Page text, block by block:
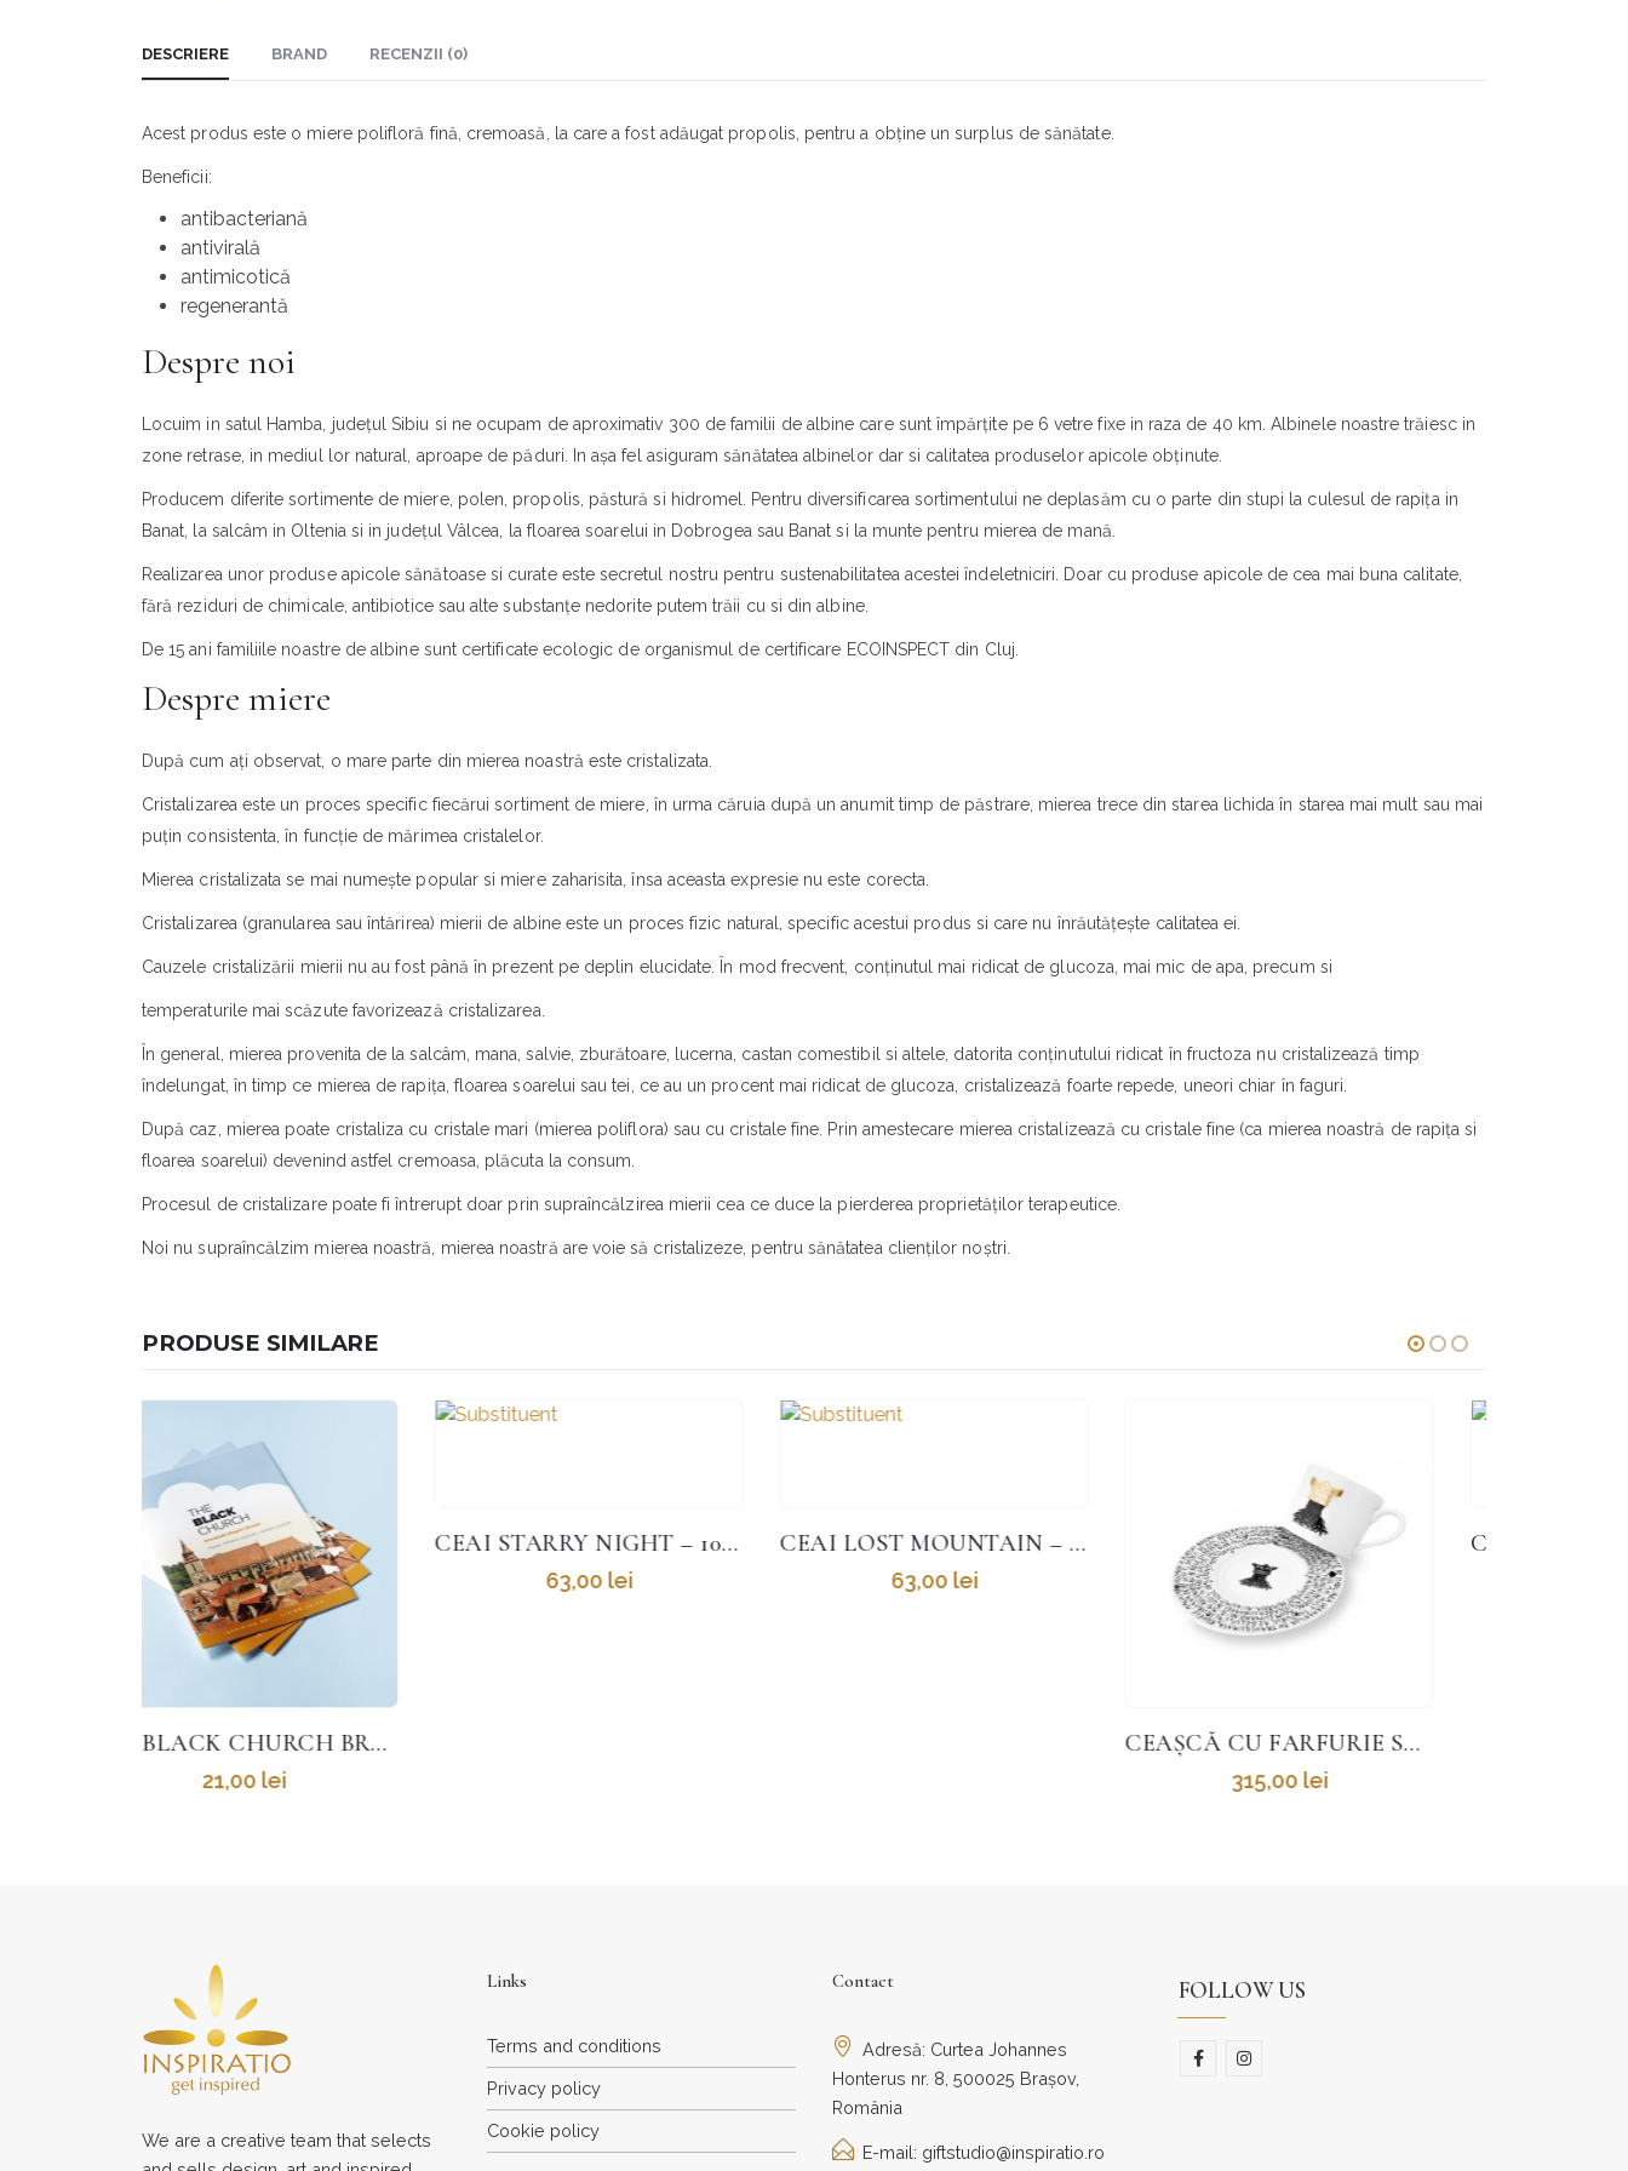
DESCRIERE BRAND RECENZII (0)
Acest produs este o miere polifloră fină, cremoasă, la care a fost adăugat propolis, pentru a obține un surplus de sănătate.
Beneficii:
antibacteriană
antivirală
antimicotică
regenerantă
Despre noi
Locuim in satul Hamba, județul Sibiu si ne ocupam de aproximativ 300 de familii de albine care sunt împărțite pe 6 vetre fixe in raza de 40 km. Albinele noastre trăiesc in
zone retrase, in mediul lor natural, aproape de păduri. In așa fel asiguram sănătatea albinelor dar si calitatea produselor apicole obținute.
Producem diferite sortimente de miere, polen, propolis, păstură si hidromel. Pentru diversificarea sortimentului ne deplasăm cu o parte din stupi la culesul de rapița in
Banat, la salcâm in Oltenia si in județul Vâlcea, la floarea soarelui in Dobrogea sau Banat si la munte pentru mierea de mană.
Realizarea unor produse apicole sănătoase si curate este secretul nostru pentru sustenabilitatea acestei îndeletniciri. Doar cu produse apicole de cea mai buna calitate,
fără reziduri de chimicale, antibiotice sau alte substanțe nedorite putem trăii cu si din albine.
De 15 ani familiile noastre de albine sunt certificate ecologic de organismul de certificare ECOINSPECT din Cluj.
Despre miere
După cum ați observat, o mare parte din mierea noastră este cristalizata.
Cristalizarea este un proces specific fiecărui sortiment de miere, în urma căruia după un anumit timp de păstrare, mierea trece din starea lichida în starea mai mult sau mai
puțin consistenta, în funcție de mărimea cristalelor.
Mierea cristalizata se mai numește popular si miere zaharisita, însa aceasta expresie nu este corecta.
Cristalizarea (granularea sau întărirea) mierii de albine este un proces fizic natural, specific acestui produs si care nu înrăutățește calitatea ei.
Cauzele cristalizării mierii nu au fost până în prezent pe deplin elucidate. În mod frecvent, conținutul mai ridicat de glucoza, mai mic de apa, precum si
temperaturile mai scăzute favorizează cristalizarea.
În general, mierea provenita de la salcâm, mana, salvie, zburătoare, lucerna, castan comestibil si altele, datorita conținutului ridicat în fructoza nu cristalizează timp
îndelungat, în timp ce mierea de rapița, floarea soarelui sau tei, ce au un procent mai ridicat de glucoza, cristalizează foarte repede, uneori chiar în faguri.
După caz, mierea poate cristaliza cu cristale mari (mierea poliflora) sau cu cristale fine. Prin amestecare mierea cristalizează cu cristale fine (ca mierea noastră de rapița si
floarea soarelui) devenind astfel cremoasa, plăcuta la consum.
Procesul de cristalizare poate fi întrerupt doar prin supraîncălzirea mierii cea ce duce la pierderea proprietăților terapeutice.
Noi nu supraîncălzim mierea noastră, mierea noastră are voie să cristalizeze, pentru sănătatea clienților noștri.
PRODUSE SIMILARE
CEAI STARRY NIGHT – 100 G
63,00lei
CEAI LOST MOUNTAIN – 100 G
63,00
CEAȘCĂ CU FARFURIE SOUVENIR BRAȘOV AUR
CEAI MUȘEȚEL & LAVANDĂ
35,00
We are a creative team that selects
Links
Terms and conditions
Privacy policy
Cookie policy
Contact
Adresă: Curtea Johannes
Honterus nr. 8, 500025 Brașov,
România
E-mail: giftstudio@inspiratio.ro
FOLLOW US